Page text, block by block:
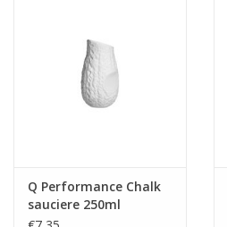
Q Performance Chalk
sauciere 250ml